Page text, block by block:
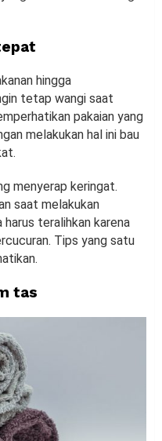
hingga
tetap wangi saat
pakaian yang
melakukan hal ini bau
menyerap keringat.
saat melakukan
harus teralihkan karena
Tips yang satu
tas